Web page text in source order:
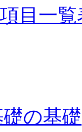
目一覧
の基礎